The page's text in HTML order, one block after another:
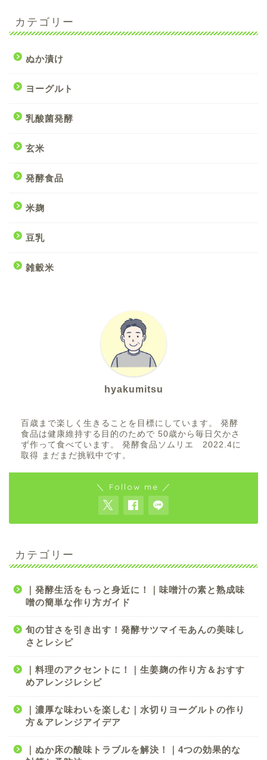
カテゴリー
ぬか漬け
ヨーグルト
乳酸菌発酵
玄米
発酵食品
米麹
豆乳
雑穀米
hyakumitsu
百歳まで楽しく生きることを目標にしています。 発酵
食品は健康維持する目的のためで 50歳から毎日欠かさ
ず作って食べています。 発酵食品ソムリエ 2022.4に
取得 まだまだ挑戦中です。
＼ Follow me ／
カテゴリー
｜発酵生活をもっと身近に！｜味噌汁の素と熟成味
噌の簡単な作り方ガイド
旬の甘さを引き出す！発酵サツマイモあんの美味し
さとレシピ
｜料理のアクセントに！｜生姜麹の作り方＆おすす
めアレンジレシピ
｜濃厚な味わいを楽しむ｜水切りヨーグルトの作り
方＆アレンジアイデア
｜ぬか床の酸味トラブルを解決！｜4つの効果的な